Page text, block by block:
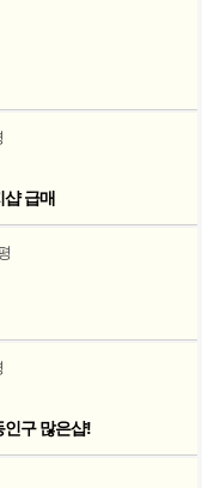
급매
인구 많은샵!